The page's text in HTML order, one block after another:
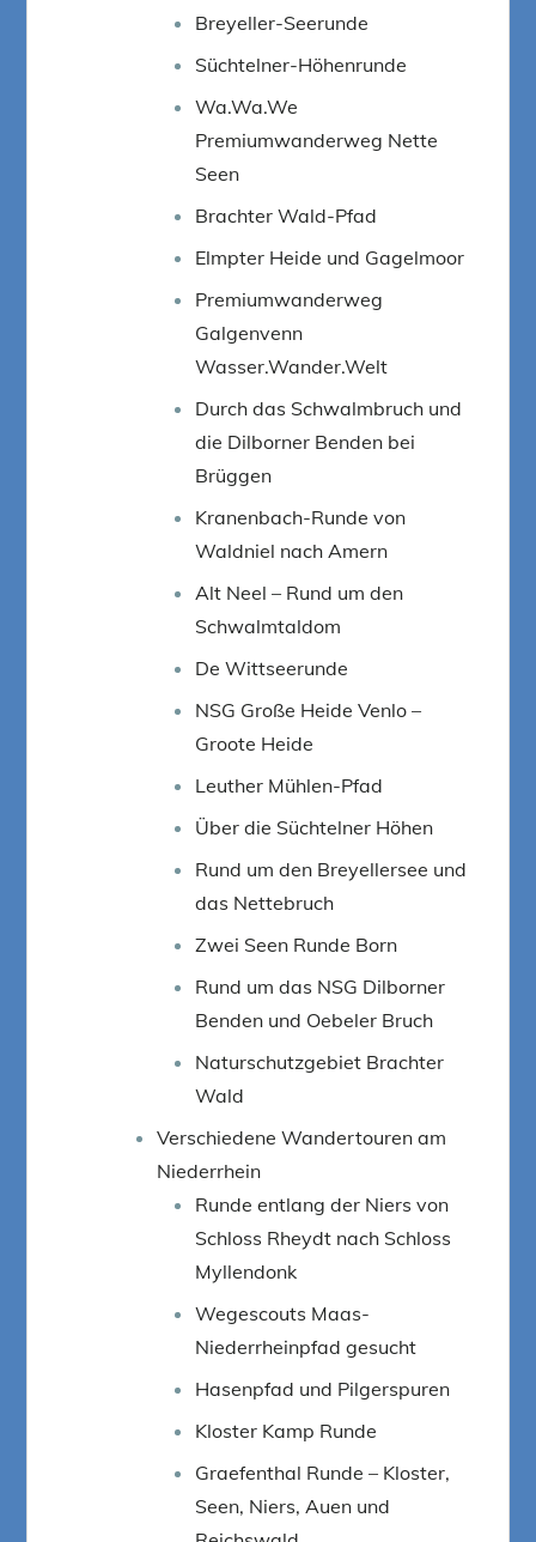
Breyeller-Seerunde
Süchtelner-Höhenrunde
Wa.Wa.We
Premiumwanderweg Nette
Seen
Brachter Wald-Pfad
Elmpter Heide und Gagelmoor
Premiumwanderweg
Galgenvenn
Wasser.Wander.Welt
Durch das Schwalmbruch und
die Dilborner Benden bei
Brüggen
Kranenbach-Runde von
Waldniel nach Amern
Alt Neel – Rund um den
Schwalmtaldom
De Wittseerunde
NSG Große Heide Venlo –
Groote Heide
Leuther Mühlen-Pfad
Über die Süchtelner Höhen
Rund um den Breyellersee und
das Nettebruch
Zwei Seen Runde Born
Rund um das NSG Dilborner
Benden und Oebeler Bruch
Naturschutzgebiet Brachter
Wald
Verschiedene Wandertouren am
Niederrhein
Runde entlang der Niers von
Schloss Rheydt nach Schloss
Myllendonk
Wegescouts Maas-
Niederrheinpfad gesucht
Hasenpfad und Pilgerspuren
Kloster Kamp Runde
Graefenthal Runde – Kloster,
Seen, Niers, Auen und